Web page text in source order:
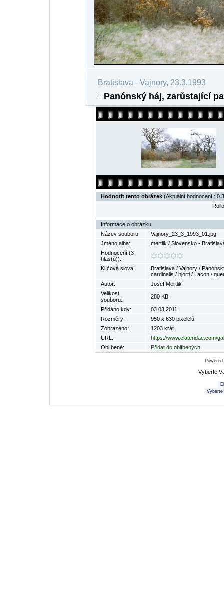
Bratislava - Vajnory, 23.3.1993
Panónský háj, zarůstající
Hodnotit tento obrázek (Aktuální hodnocení :
Informace o obrázku
Název souboru:
Vajnory_23_3_1993_01.jpg
Jméno alba:
mertlik / Slovensko -
Hodnocení (3
hlas(ů)):
Klíčová slova:
Bratislava / Vajnory /
cardinalis / hjorti / Lacon /
Autor:
Josef Mertlik
Velikost
souboru:
280 KB
Přidáno kdy:
03.03.2011
Rozměry:
950 x 630 pixelelů
Zobrazeno:
1203 krát
URL:
https://www.elateridae.com/
Oblíbené:
Přidat do oblíbených
Vyberte